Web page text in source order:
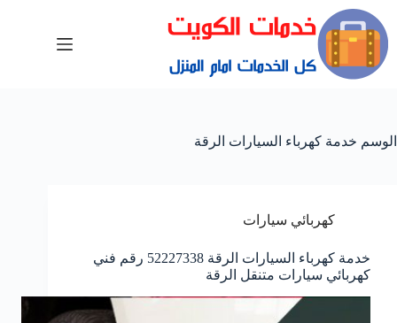
الوسم خدمة كهرباء السيارات الرقة
كهربائي سيارات
خدمة كهرباء السيارات الرقة 52227338 رقم فني
كهربائي سيارات متنقل الرقة